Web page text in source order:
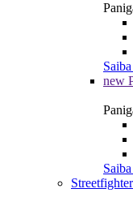
new
Streetfighter